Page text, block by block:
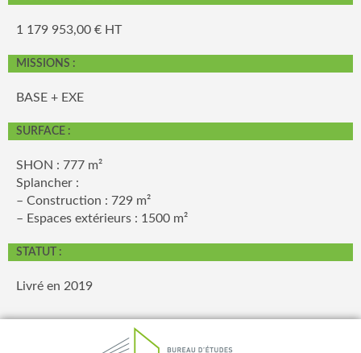
1 179 953,00 € HT
MISSIONS :
BASE + EXE
SURFACE :
SHON : 777 m²
Splancher :
– Construction : 729 m²
– Espaces extérieurs : 1500 m²
STATUT :
Livré en 2019